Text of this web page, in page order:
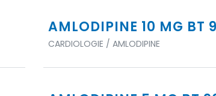
AMLODIPINE 10 MG BT
CARDIOLOGIE / AMLODIPINE